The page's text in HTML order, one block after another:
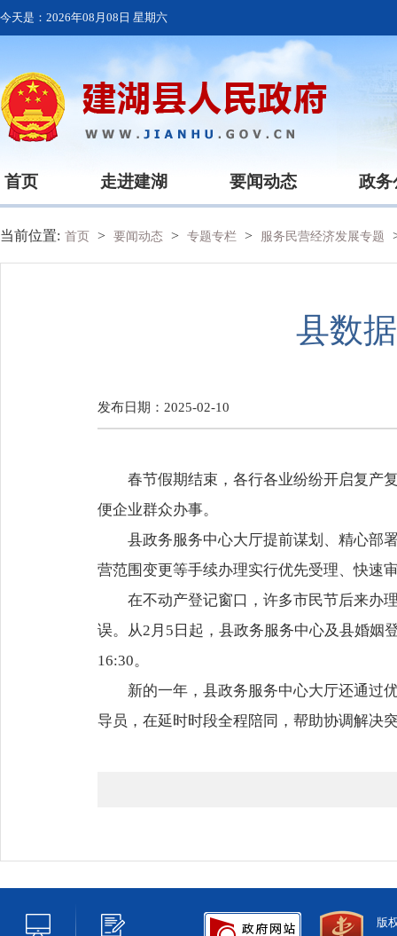
今天是： 2026年08月08日 星期六
首页 走进建湖 要闻动态 政务
当前位置: 首页 > 要闻动态 > 专题专栏 > 服务民营经济发展专题
县数
发布日期：2025-02-10
春节假期结束，各行各业纷纷开启复产
便企业群众办事。
县政务服务中心大厅提前谋划、精心部
营范围变更等手续办理实行优先受理、快速
在不动产登记窗口，许多市民节后来办
误。从2月5日起，县政务服务中心及县婚姻
16:30。
新的一年，县政务服务中心大厅还通过
导员，在延时时段全程陪同，帮助协调解决
版